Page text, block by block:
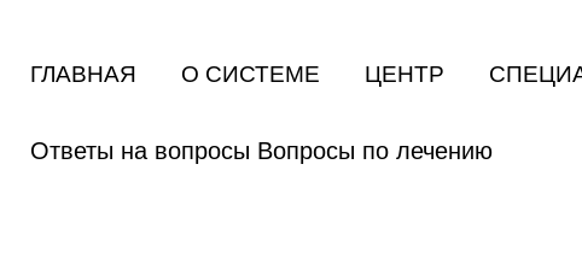
ГЛАВНАЯ О СИСТЕМЕ ЦЕНТР
Ответы на вопросы Вопросы по лечению